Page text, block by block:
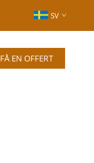
SV
FÅ EN OFFERT